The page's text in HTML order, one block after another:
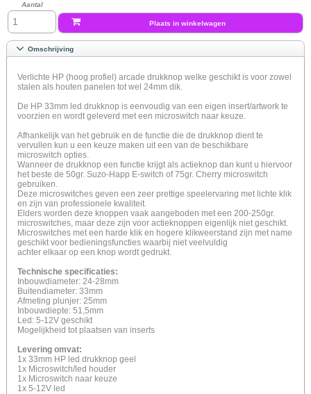
Aantal
Plaats in winkelwagen
Omschrijving
Verlichte HP (hoog profiel) arcade drukknop welke geschikt is voor zowel
stalen als houten panelen tot wel 24mm dik.
De HP 33mm led drukknop is eenvoudig van een eigen insert/artwork te
voorzien en wordt geleverd met een microswitch naar keuze.
Afhankelijk van het gebruik en de functie die de drukknop dient te
vervullen kun u een keuze maken uit een van de beschikbare
microswitch opties.
Wanneer de drukknop een functie krijgt als actieknop dan kunt u hiervoor
het beste de 50gr. Suzo-Happ E-switch of 75gr. Cherry microswitch
gebruiken.
Deze microswitches geven een zeer prettige speelervaring met lichte klik
en zijn van professionele kwaliteit.
Elders worden deze knoppen vaak aangeboden met een 200-250gr.
microswitches, maar deze zijn voor actieknoppen eigenlijk niet geschikt.
Microswitches met een harde klik en hogere klikweerstand zijn met name
geschikt voor bedieningsfuncties waarbij niet veelvuldig
achter elkaar op een knop wordt gedrukt.
Technische specificaties:
Inbouwdiameter: 24-28mm
Buitendiameter: 33mm
Afmeting plunjer: 25mm
Inbouwdiepte: 51,5mm
Led: 5-12V geschikt
Mogelijkheid tot plaatsen van inserts
Levering omvat:
1x 33mm HP led drukknop geel
1x Microswitch/led houder
1x Microswitch naar keuze
1x 5-12V led